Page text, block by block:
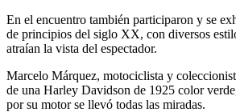
En el encuentro también participaron y se
de principios del siglo XX, con diversos
atraían la vista del espectador.
Marcelo Márquez, motociclista y
de una Harley Davidson de 1925 color
por su motor se llevó todas las miradas.